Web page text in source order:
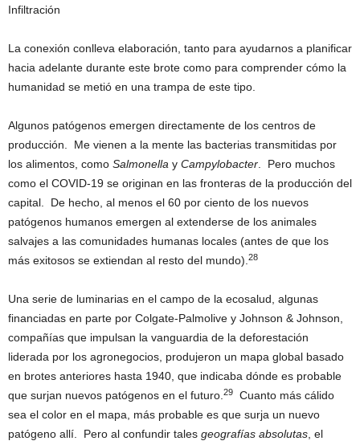
Infiltración
La conexión conlleva elaboración, tanto para ayudarnos a planificar
hacia adelante durante este brote como para comprender cómo la
humanidad se metió en una trampa de este tipo.
Algunos patógenos emergen directamente de los centros de
producción. Me vienen a la mente las bacterias transmitidas por
los alimentos, como Salmonella y Campylobacter . Pero muchos
como el COVID-19 se originan en las fronteras de la producción del
capital. De hecho, al menos el 60 por ciento de los nuevos
patógenos humanos emergen al extenderse de los animales
salvajes a las comunidades humanas locales (antes de que los
más exitosos se extiendan al resto del mundo). 28
Una serie de luminarias en el campo de la ecosalud, algunas
financiadas en parte por Colgate-Palmolive y Johnson & Johnson,
compañías que impulsan la vanguardia de la deforestación
liderada por los agronegocios, produjeron un mapa global basado
en brotes anteriores hasta 1940, que indicaba dónde es probable
que surjan nuevos patógenos en el futuro. 29
Cuanto más cálido
sea el color en el mapa, más probable es que surja un nuevo
patógeno allí. Pero al confundir tales geografías absolutas , el